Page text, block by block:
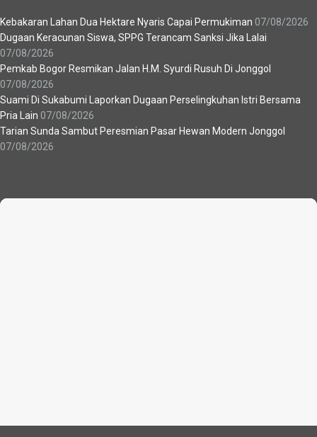
Kebakaran Lahan Dua Hektare Nyaris Capai Permukiman 07/08/2026
Dugaan Keracunan Siswa, SPPG Terancam Sanksi Jika Lalai
07/08/2026
Pemkab Bogor Resmikan Jalan H.M. Syurdi Rusuh Di Jonggol
07/08/2026
Suami Di Sukabumi Laporkan Dugaan Perselingkuhan Istri Bersama
Pria Lain 07/08/2026
Tarian Sunda Sambut Peresmian Pasar Hewan Modern Jonggol
07/08/2026